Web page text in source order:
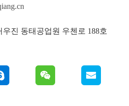
우진 동태공업원 우첸로 188호